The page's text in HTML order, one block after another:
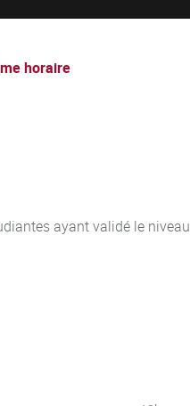
horaire
ayant validé le niveau